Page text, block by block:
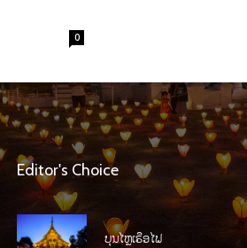
0
Editor's Choice
ບຸນໄຫຼເຮືອໄຟ